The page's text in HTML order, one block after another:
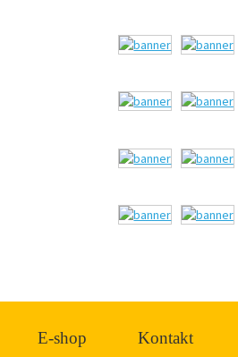
E-shop Kontakt